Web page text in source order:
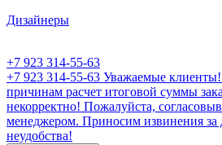
Дизайнеры
+7 923 314-55-63
+7 923 314-55-63 Уважаемые
причинам расчет итоговой суммы
некорректно! Пожалуйста,
менеджером. Приносим извинения за
неудобства!